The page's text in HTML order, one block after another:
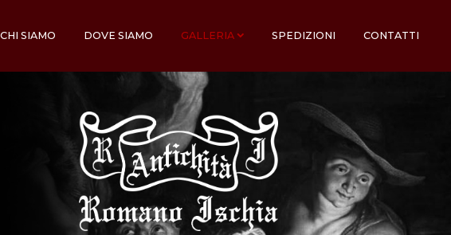
CHI SIAMO DOVE SIAMO GALLERIA SPEDIZIONI CONTATTI